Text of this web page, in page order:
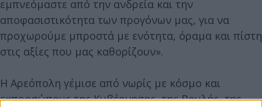
εμπνεόμαστε από την ανδρεία και την
αποφασιστικότητα των προγόνων μας, για να
προχωρούμε μπροστά με ενότητα, όραμα και πίστη
στις αξίες που μας καθορίζουν».
Η Αρεόπολη γέμισε από νωρίς με κόσμο και
εκπροσώπους της Κυβέρνησης, της Βουλής, της